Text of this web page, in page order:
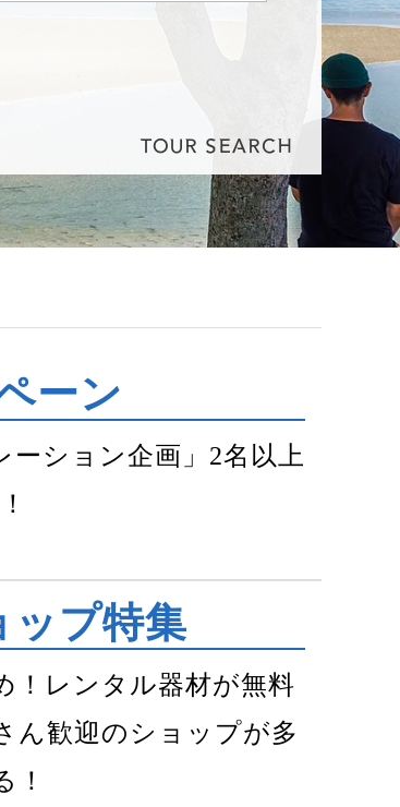
TOUR SEARCH
ーン
ーション企画」2名以上
ップ特集
！レンタル器材が無料
ん歓迎のショップが多
！